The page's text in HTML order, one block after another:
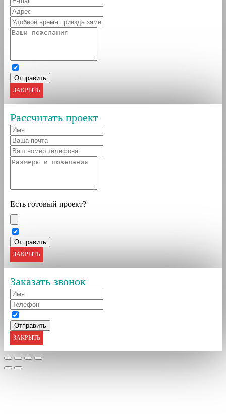
ЗАКРЫТЬ
Рассчитать проект
Есть готовый проект?
ЗАКРЫТЬ
Заказать звонок
ЗАКРЫТЬ